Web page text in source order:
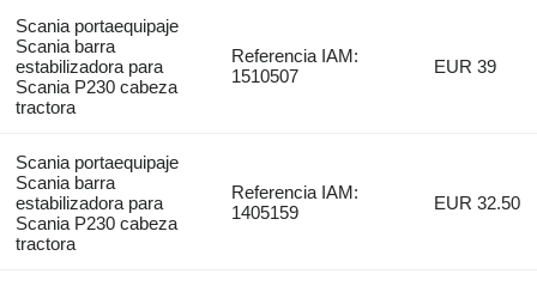
Scania portaequipaje
Scania barra
estabilizadora para
Scania P230 cabeza
tractora
Referencia IAM:
1510507
EUR 39
Scania portaequipaje
Scania barra
estabilizadora para
Scania P230 cabeza
tractora
Referencia IAM:
1405159
EUR 32.50